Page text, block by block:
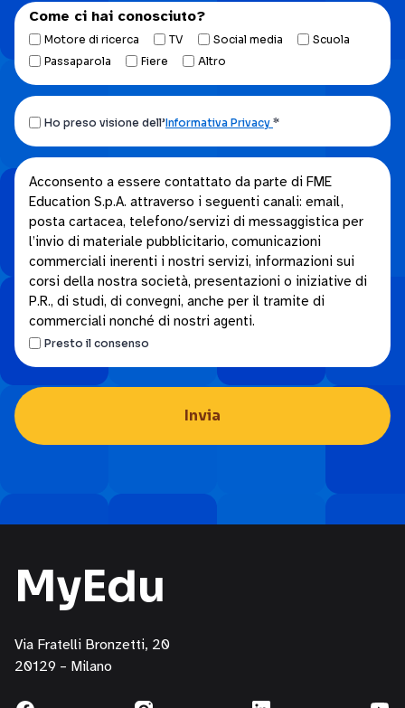
Come ci hai conosciuto?
Motore di ricerca TV Social media
Scuola
Passaparola
Fiere Altro
Ho
preso
visione
dell’Informativa
privacy.
*
Ho preso visione dell’Informativa Privacy *
Acconsento
a
essere
contattato
da
parte
FME
seguenti
cartacea,
di
messaggistica
l’invio
di
pubblicitario,
Acconsento a essere contattato da parte di FME
Education S.p.A. attraverso i seguenti canali: email,
posta cartacea, telefono/servizi di messaggistica per
l’invio di materiale pubblicitario, comunicazioni
commerciali inerenti i nostri servizi, informazioni sui
corsi della nostra società, presentazioni o iniziative di
P.R., di studi, di convegni, anche per il tramite di
commerciali nonché di nostri agenti.
Presto il consenso
MyEdu
Via Fratelli Bronzetti, 20
20129 – Milano